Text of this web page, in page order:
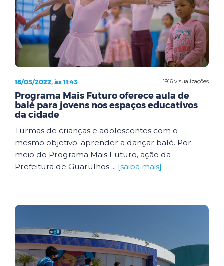
1916 visualizações
18/05/2022, às 11:43
Programa Mais Futuro oferece aula de
balé para jovens nos espaços educativos
da cidade
Turmas de crianças e adolescentes com o
mesmo objetivo: aprender a dançar balé. Por
meio do Programa Mais Futuro, ação da
Prefeitura de Guarulhos ... [saiba mais]